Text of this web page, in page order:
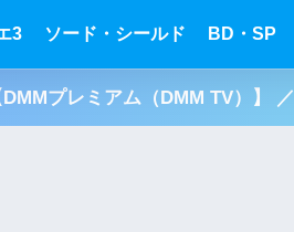
3 ソード・シールド BD・SP
プレミアム（DMM TV）】 ／